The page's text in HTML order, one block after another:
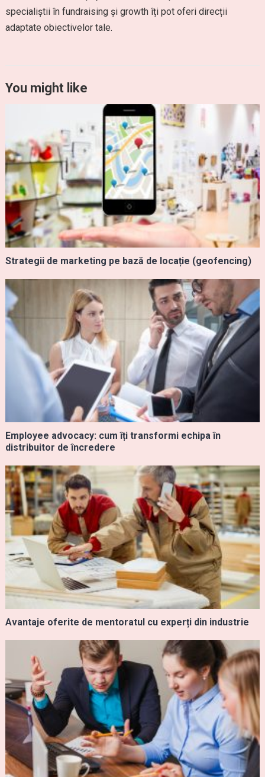
specialiștii în fundraising și growth îți pot oferi direcții
adaptate obiectivelor tale.
You might like
Strategii de marketing pe bază de locație (geofencing)
Employee advocacy: cum îți transformi echipa în
distribuitor de încredere
Avantaje oferite de mentoratul cu experți din industrie